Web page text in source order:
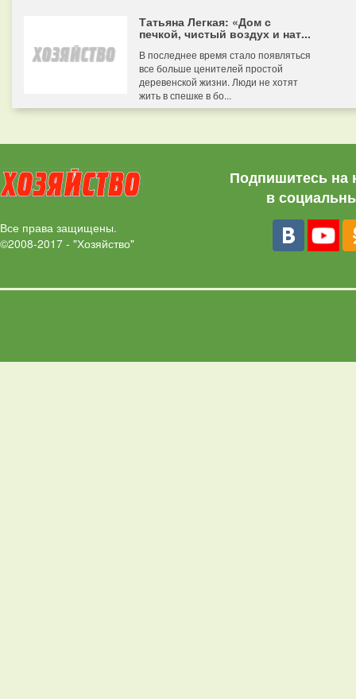
Татьяна Легкая: «Дом с
печкой, чистый воздух и нат...
В последнее время стало появляться
все больше ценителей простой
деревенской жизни. Люди не хотят
жить в спешке в бо...
Все права защищены.
©2008-2017 - "Хозяйство"
Подпишитесь на
в